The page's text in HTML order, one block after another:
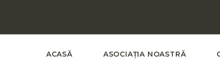
ACASĂ ASOCIAȚIA NOASTRĂ